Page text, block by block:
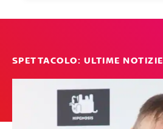
SPETTACOLO: ULTIME NOTIZIE